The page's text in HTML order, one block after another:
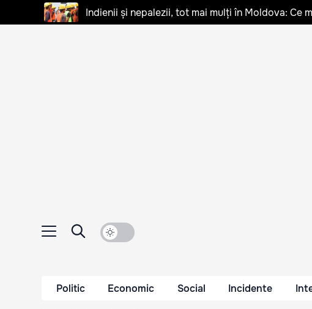
Indienii și nepalezii, tot mai mulți în Moldova: Ce
Politic Economic Social Incidente